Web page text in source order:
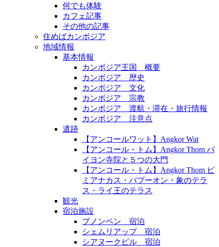
何でも体験
カフェ記事
その他の記事
住めばカンボジア
地域情報
基本情報
カンボジア王国 概要
カンボジア 歴史
カンボジア 文化
カンボジア 宗教
カンボジア 渡航・滞在・旅行情報
カンボジア 注意点
遺跡
【アンコールワット】Angkor Wat
【アンコール・トム】Angkor Thom バ
イヨン寺院と５つの大門
【アンコール・トム】Angkor Thom ピ
ミアナカス・バプーオン・象のテラ
ス・ライ王のテラス
観光
宿泊施設
プノンペン 宿泊
シェムリアップ 宿泊
シアヌークビル 宿泊